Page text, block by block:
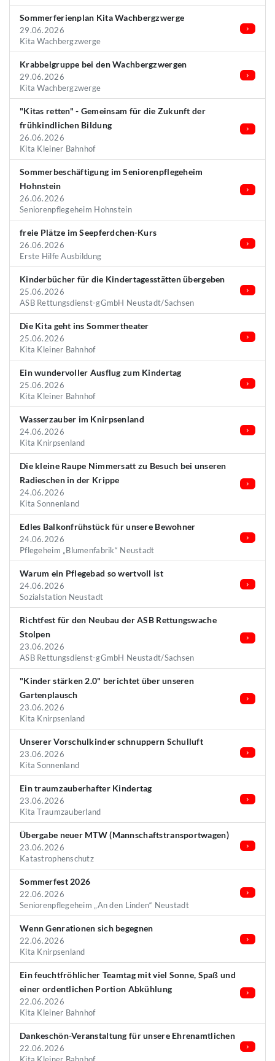
Sommerferienplan Kita Wachbergzwerge
29.06.2026
Kita Wachbergzwerge
Krabbelgruppe bei den Wachbergzwergen
29.06.2026
Kita Wachbergzwerge
"Kitas retten" - Gemeinsam für die Zukunft der
frühkindlichen Bildung
26.06.2026
Kita Kleiner Bahnhof
Sommerbeschäftigung im Seniorenpflegeheim
Hohnstein
26.06.2026
Seniorenpflegeheim Hohnstein
freie Plätze im Seepferdchen-Kurs
26.06.2026
Erste Hilfe Ausbildung
Kinderbücher für die Kindertagesstätten übergeben
25.06.2026
ASB Rettungsdienst-gGmbH Neustadt/Sachsen
Die Kita geht ins Sommertheater
25.06.2026
Kita Kleiner Bahnhof
Ein wundervoller Ausflug zum Kindertag
25.06.2026
Kita Kleiner Bahnhof
Wasserzauber im Knirpsenland
24.06.2026
Kita Knirpsenland
Die kleine Raupe Nimmersatt zu Besuch bei unseren
Radieschen in der Krippe
24.06.2026
Kita Sonnenland
Edles Balkonfrühstück für unsere Bewohner
24.06.2026
Pflegeheim „Blumenfabrik“ Neustadt
Warum ein Pflegebad so wertvoll ist
24.06.2026
Sozialstation Neustadt
Richtfest für den Neubau der ASB Rettungswache
Stolpen
23.06.2026
ASB Rettungsdienst-gGmbH Neustadt/Sachsen
"Kinder stärken 2.0" berichtet über unseren
Gartenplausch
23.06.2026
Kita Knirpsenland
Unserer Vorschulkinder schnuppern Schulluft
23.06.2026
Kita Sonnenland
Ein traumzauberhafter Kindertag
23.06.2026
Kita Traumzauberland
Übergabe neuer MTW (Mannschaftstransportwagen)
23.06.2026
Katastrophenschutz
Sommerfest 2026
22.06.2026
Seniorenpflegeheim „An den Linden“ Neustadt
Wenn Genrationen sich begegnen
22.06.2026
Kita Knirpsenland
Ein feuchtfröhlicher Teamtag mit viel Sonne, Spaß und
einer ordentlichen Portion Abkühlung
22.06.2026
Kita Kleiner Bahnhof
Dankeschön-Veranstaltung für unsere Ehrenamtlichen
22.06.2026